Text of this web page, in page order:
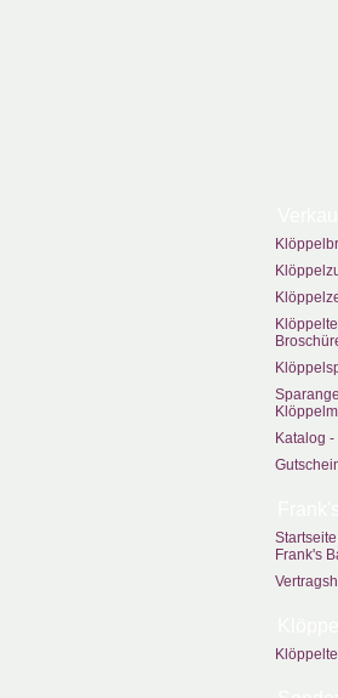
Katalog
Frank's